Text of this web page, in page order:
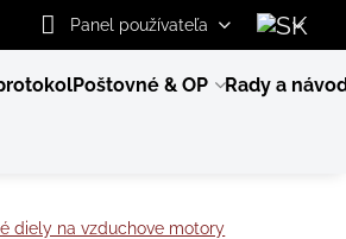
Panel používateľa
Poštovné & OP Rady a
diely na vzduchove motory